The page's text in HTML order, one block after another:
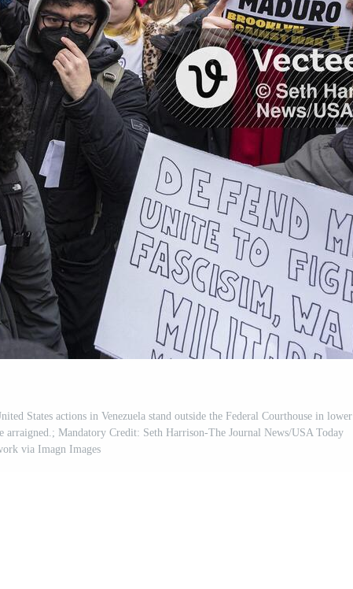
States actions in Venezuela stand outside the Federal Courthouse in lower
arraigned.; Mandatory Credit: Seth Harrison-The Journal News/USA Today
via Imagn Images